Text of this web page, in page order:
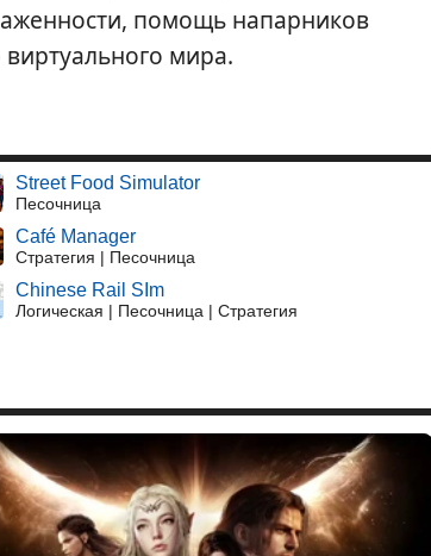
помощь напарников
мира.
Street Food Simulator
Песочница
Café Manager
Стратегия | Песочница
Chinese Rail SIm
Логическая | Песочница | Стратегия